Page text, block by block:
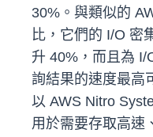
30%。與類似的
比，它們的 I/O 密
升 40%，而且為 I/
詢結果的速度最高
以 AWS Nitro
用於需要存取高速